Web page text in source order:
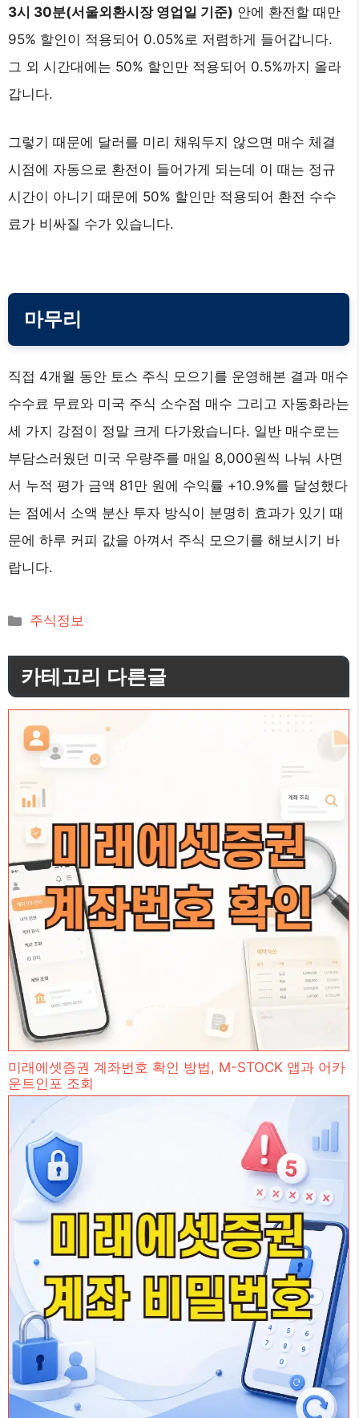
3시 30분(서울외환시장 영업일 기준) 안에 환전할 때만
95% 할인이 적용되어 0.05%로 저렴하게 들어갑니다.
그 외 시간대에는 50% 할인만 적용되어 0.5%까지 올라
갑니다.
그렇기 때문에 달러를 미리 채워두지 않으면 매수 체결
시점에 자동으로 환전이 들어가게 되는데 이 때는 정규
시간이 아니기 때문에 50% 할인만 적용되어 환전 수수
료가 비싸질 수가 있습니다.
마무리
직접 4개월 동안 토스 주식 모으기를 운영해본 결과 매수
수수료 무료와 미국 주식 소수점 매수 그리고 자동화라는
세 가지 강점이 정말 크게 다가왔습니다. 일반 매수로는
부담스러웠던 미국 우량주를 매일 8,000원씩 나눠 사면
서 누적 평가 금액 81만 원에 수익률 +10.9%를 달성했다
는 점에서 소액 분산 투자 방식이 분명히 효과가 있기 때
문에 하루 커피 값을 아껴서 주식 모으기를 해보시기 바
랍니다.
카
고
리
주식정보
카테고리 다른글
미래에셋증권 계좌번호 확인 방법, M-STOCK 앱과 어카
운트인포 조회